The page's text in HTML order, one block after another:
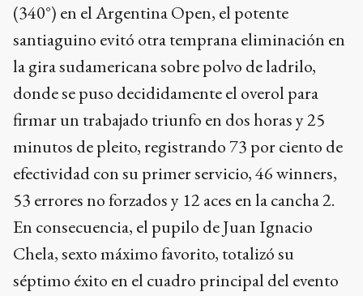
(340°) en el Argentina Open, el potente
santiaguino evitó otra temprana eliminación en
la gira sudamericana sobre polvo de ladrilo,
donde se puso decididamente el overol para
firmar un trabajado triunfo en dos horas y 25
minutos de pleito, registrando 73 por ciento de
efectividad con su primer servicio, 46 winners,
53 errores no forzados y 12 aces en la cancha 2.
En consecuencia, el pupilo de Juan Ignacio
Chela, sexto máximo favorito, totalizó su
séptimo éxito en el cuadro principal del evento